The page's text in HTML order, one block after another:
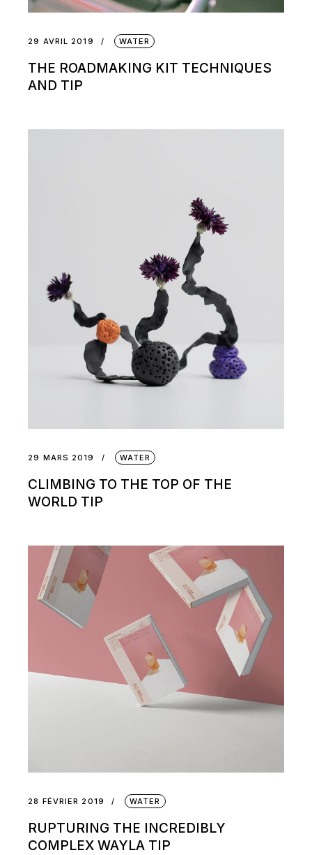
29 AVRIL 2019 WATER
THE ROADMAKING KIT TECHNIQUES
AND TIP
29 MARS 2019 WATER
CLIMBING TO THE TOP OF THE
WORLD TIP
28 FÉVRIER 2019 WATER
RUPTURING THE INCREDIBLY
COMPLEX WAYLA TIP